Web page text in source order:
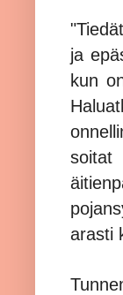
ja
kun
arasti